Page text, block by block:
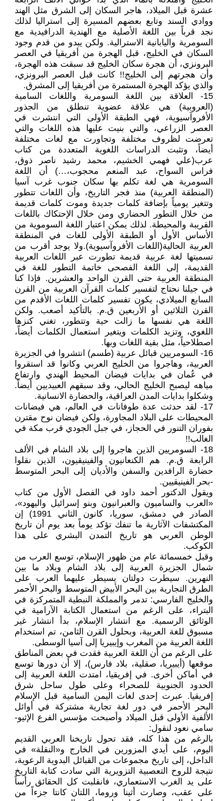
عشرة قبل الميلاد، هاجر السكان إلى الشرق مثل الهند
ووادي السند وتابع بعضهم المسيرة إلى استراليا لذلك
نجد قرباً بين اللغة الأصلية مع الهندية الدرافيدية مع
السومرية واليابانية الاسترالية. ولكن يبدو من قدم وجود
السكان في الخليج، قبل الهجرة من أفريقيا في العصر
البرونزي، أن هجرة سكان الخليج قد سبقت هذه الهجرة،
وأن هجرتهم إلى الخليج!! كانت قبل العصر البرونزي،
والذي يؤكد الهجرة المستمرة من أفريقيا إلى المشرق.
15- العلاقة بين اللغة السومرية واللغات السامية
(العروبية) هي علاقة عضوية تنطلق من الجذور
الأفروآسيوية، فهي الطبقة الأولى التي انتشرت في
العصر الزراعي، والتي بنيت عليها هذه اللغات والتي
تعرضت لظروف مختلفة وتجاورت مع لغات مختلفة
أيضاً، وتثبت الدراسات اللغوية المتعددة من كتاب
عرب(علي فهمي الخشيم، محمد رشيد ناصر ذوق،
فراس السواح، عبد المنعم محجوب،…) أن اللغة
السومرية هي لغة تكلم بها سكان جنوب غرب آسيا
(المنطقة العربية) منذ فجر التاريخ، وأن اللغات تتطور
وتتغير يومياً بإضافة كلمات جديدة وموت كلمات قديمة
من خلال التطور الحضاري ومن خلال الإحتكاك باللغات
القريبة والمحيطة. لذلك يمكن اعتبار اللغة السوموية من
الأساس الأول أو الطبقة الأولى للغات في المنطقة
العربية الحالية(اللغات الأفروآسيوية).ولا يوجد أقرب من
تسميتها لغة عربية قديمة تطورت عبر اللغات العربية
القديمة، إلى اللغة الفصحى خاتمة التطور للغة في
المنطقة العربية حتى القرن الواحد والعشرين. فإذا كنا
في جيلنا نحتاج لتفسير كلمات القرآن العربية من القرن
السابع الميلادي، يكون تفسير كلمات اللغات الأقدم من
القرن الثلاثين أو الأربعين ق.م. بالتأكيد أصعب. ولكن
اللغة هي نفسها ما زالت حية وتتطور، تغني كنزها
اللغوي، وتزيد الكلمات ويتغير استعمال الكلمات أيضاً،
اصطلاحياً، مثل بقية اللغات وبها.
16- السومريين قبائل عربية (طسم) انتشروا في الجزيرة
العربية، وهاجروا من الخليج العربي وكانوا قد استقروا
في عُمان في بدايات فيضان المحيط الهندي وارتفاع
مياهه ليصبح الخليج الحالي، وقد سبقهم العبيديين أيضاً.
وشكلوا بدايات المدن العراقية، والحضارة الانسانية.
17- لقد حدثت عدة طوفانات في العالم، هي فيضانات
المحيطات على البلاد المجاورة، ولكن فيضان نوح مقترن
بفوران التنور في الحجاز، في جبل الجودي قرب مكة في
الغالب!!
18- السومريين الذين هاجروا إلى بلاد الشام في الألف
الرابعة ق.م. هم الكنعانيون والفينيقيون، الذين نقلوا
حضارة الرافدين والسفن والأديان إلى البحر المتوسط
-بحر الفينيقيين.
ويقول الدكتور أحمد داود في الفصل الأول من كتاب
«العرب والساميون والعبرانيون وبنو إسرائيل واليهود»،
الصادر في دمشق، سوريا، كانون الثاني 1991) إن
المكتشفات الآثارية ما تنفك تؤكد يوماً بعد يوم أن تاريخ
الوطن العربي هو تاريخ التمدن البشري على هذا
الكوكب.
وقبل خمسمائة عام من ظهور الإسلام، توسع العرب من
شمال الجزيرة العربية إلى بلاد الشام وبلاد ما بين
النهرين. سيطرت دولتان يسيطر عليهما العرب على
الطرق التجارية بين البحر الأبيض المتوسط ​​والبحر الأحمر
والخليج الفارسي: تدمر والمملكة النبطية المتمركزة في
البتراء، على الرغم من استعمال الكتابة الآرامية في
الوثائق الرسمية. مع انتشار الإسلام، بدأ انتشار غير
مسبوق للغة العربية، وبحلول القرن الثامن، تم استخدام
اللغة العربية من المغرب وإيبيريا إلى آسيا الوسطى.
على الرغم من أن اللغة العربية فقدت في بعض المناطق
موقعها (أيبيريا، صقلية، بلاد فارس)، إلا أن دورها توسع
في أماكن أخرى. في إفريقيا، امتدت اللغة العربية إلى
الحدود الجنوبية للصحراء وعلى طول ساحل شرق
إفريقيا. عبرت إحدى لغات اليمن السامية قبل الإسلام
البحر الأحمر في دور لغة تجارية مشتركة في أوائل
الألفية الأولى قبل الميلاد وأصبحت مؤسس الفرع الإثيو-
سامي نعود لنقول:
بالرغم من هذا كله، فقد تحول تاريخنا العربي القديم
اليوم، على أيدي المزورين في الخارج و«النقلة» في
الداخل، إلى تاريخ مجموعات من القبائل البدوية الرعوية،
نتيجة للروح التعصبية التزويرية التي سادت كتابة التاريخ
على يد الغرب الاستعماري، فانقلبت كل الحقائق رأساً
على عقب، وصارت أثينا وروما، اللتان كانتا جزءاً من